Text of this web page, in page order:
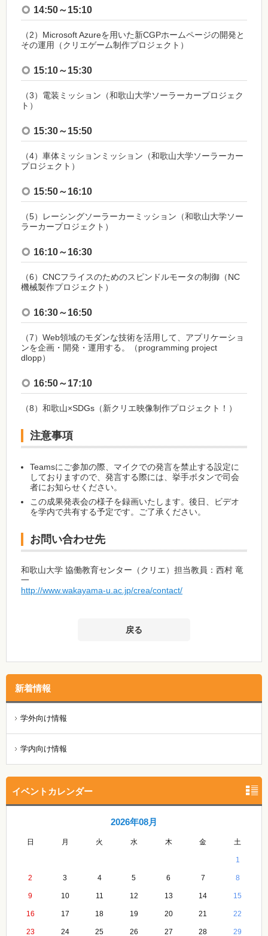
14:50～15:10
（2）Microsoft Azureを用いた新CGPホームページの開発と
その運用（クリエゲーム制作プロジェクト）
15:10～15:30
（3）電装ミッション（和歌山大学ソーラーカープロジェク
ト）
15:30～15:50
（4）車体ミッションミッション（和歌山大学ソーラーカー
プロジェクト）
15:50～16:10
（5）レーシングソーラーカーミッション（和歌山大学ソー
ラーカープロジェクト）
16:10～16:30
（6）CNCフライスのためのスピンドルモータの制御（NC
機械製作プロジェクト）
16:30～16:50
（7）Web領域のモダンな技術を活用して、アプリケーショ
ンを企画・開発・運用する。（programming project
dlopp）
16:50～17:10
（8）和歌山×SDGs（新クリエ映像制作プロジェクト！）
注意事項
Teamsにご参加の際、マイクでの発言を禁止する設定に
しておりますので、発言する際には、挙手ボタンで司会
者にお知らせください。
この成果発表会の様子を録画いたします。後日、ビデオ
を学内で共有する予定です。ご了承ください。
お問い合わせ先
和歌山大学 協働教育センター（クリエ）担当教員：西村 竜
一
http://www.wakayama-u.ac.jp/crea/contact/
戻る
新着情報
学外向け情報
学内向け情報
イベントカレンダー
2026年08月
日 月 火 水 木 金 土
1
2 3 4 5 6 7 8
9 10 11 12 13 14 15
16 17 18 19 20 21 22
23 24 25 26 27 28 29